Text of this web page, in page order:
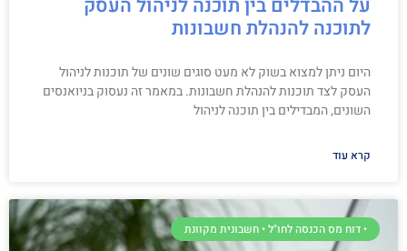
על ההבדלים בין תוכנה לניהול העסק
לתוכנה להנהלת חשבונות
היום ניתן למצוא בשוק לא מעט סוגים שונים של תוכנות לניהול
העסק לצד תוכנות להנהלת חשבונות. במאמר זה נעסוק בניואנסים
השונים, המבדילים בין תוכנה לניהול
קרא עוד
• דוח מס הכנסה לחו"ל • חשבונית מקוונת